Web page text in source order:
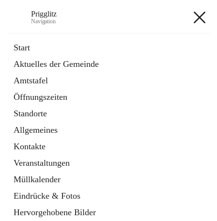
Prigglitz
Navigation
Start
Aktuelles der Gemeinde
Amtstafel
Öffnungszeiten
Standorte
Allgemeines
Kontakte
Veranstaltungen
Müllkalender
Eindrücke & Fotos
Hervorgehobene Bilder
Externe Webseite
in
Tab
Gemeindezeitung
Ordner
öffnet
in
neuem
Tab
Hauptadresse